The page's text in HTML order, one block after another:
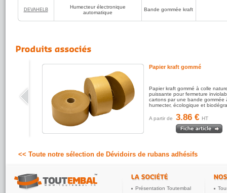
bandes kraft
✅Solution
Conseils
Insérez
Réglez
préréglée.
La
brosse
optimal.
L'humecteur
Garantir
DEVAHELB
Humecteur électronique
automatique
Bande gommée kraft
Papier kraft gommé
Papier kraft gommé à colle
puissante pour fermeture
cartons par une bande gommée
humecter, écologique et
A partir de 3.86 € HT
<< Toute notre sélection de Dévidoirs de rubans adhésifs
Présentation Toutembal